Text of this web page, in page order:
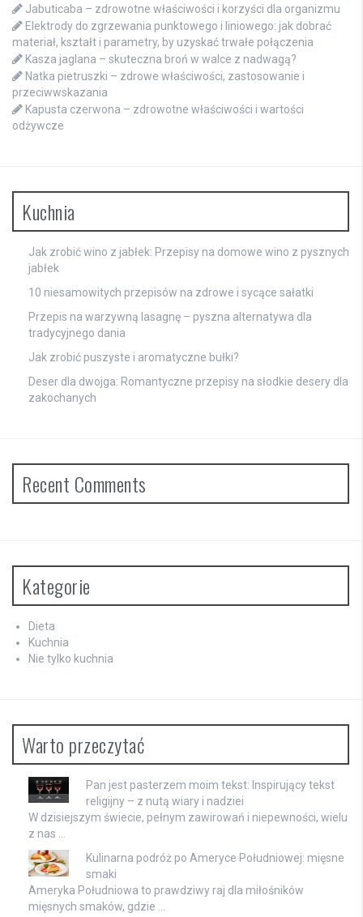
Jabuticaba – zdrowotne właściwości i korzyści dla organizmu
Elektrody do zgrzewania punktowego i liniowego: jak dobrać
materiał, kształt i parametry, by uzyskać trwałe połączenia
Kasza jaglana – skuteczna broń w walce z nadwagą?
Natka pietruszki – zdrowe właściwości, zastosowanie i
przeciwwskazania
Kapusta czerwona – zdrowotne właściwości i wartości
odżywcze
Kuchnia
Jak zrobić wino z jabłek: Przepisy na domowe wino z pysznych
jabłek
10 niesamowitych przepisów na zdrowe i sycące sałatki
Przepis na warzywną lasagnę – pyszna alternatywa dla
tradycyjnego dania
Jak zrobić puszyste i aromatyczne bułki?
Deser dla dwojga: Romantyczne przepisy na słodkie desery dla
zakochanych
Recent Comments
Kategorie
Dieta
Kuchnia
Nie tylko kuchnia
Warto przeczytać
Pan jest pasterzem moim tekst: Inspirujący tekst
religijny – z nutą wiary i nadziei
W dzisiejszym świecie, pełnym zawirowań i niepewności, wielu
z nas …
Kulinarna podróż po Ameryce Południowej: mięsne
smaki
Ameryka Południowa to prawdziwy raj dla miłośników
mięsnych smaków, gdzie …